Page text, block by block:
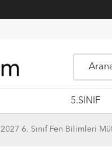
5.SINIF
2027 6. Sınıf Fen Bilimleri